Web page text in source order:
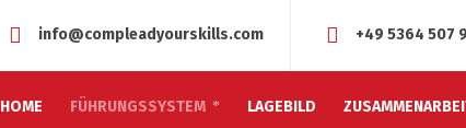
info@compleadyourskills.com +49 5364 507
HOME FÜHRUNGSSYSTEM LAGEBILD